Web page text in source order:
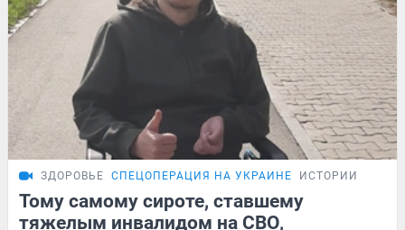
ЗДОРОВЬЕ СПЕЦОПЕРАЦИЯ НА УКРАИНЕ ИСТОРИИ
Тому самому сироте, ставшему
тяжелым инвалидом на СВО,